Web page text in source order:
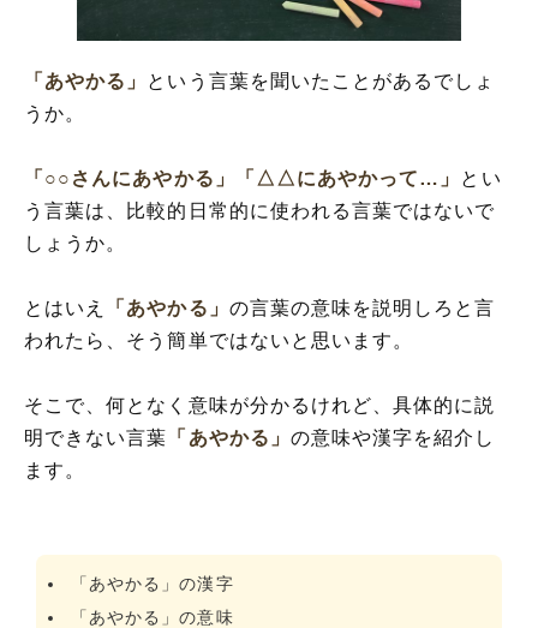
「あやかる」を使った言葉
「あやかる」 という言葉を聞いたことがあるでしょ
うか。
「○○さんにあやかる」 「△△にあやかって…」 とい
う言葉は、比較的日常的に使われる言葉ではないで
しょうか。
とはいえ 「あやかる」 の言葉の意味を説明しろと言
われたら、そう簡単ではないと思います。
そこで、何となく意味が分かるけれど、具体的に説
明できない言葉 「あやかる」 の意味や漢字を紹介し
ます。
「あやかる」の漢字
「あやかる」の意味